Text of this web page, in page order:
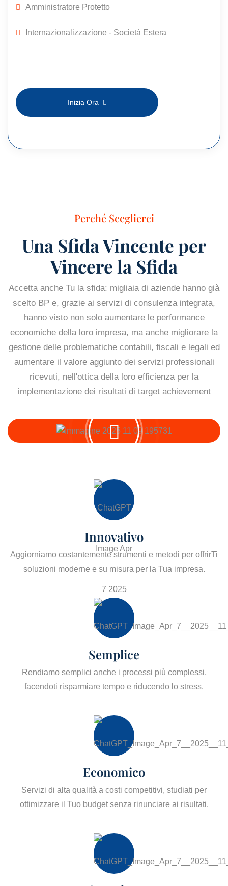
Inizia Ora
Amministratore Protetto
Internazionalizzazione - Società Estera
Perché Sceglierci
Una Sfida Vincente per
Vincere la Sfida
Accetta anche Tu la sfida: migliaia di aziende hanno già
scelto BP e, grazie ai servizi di consulenza integrata,
hanno visto non solo aumentare le performance
economiche della loro impresa, ma anche migliorare la
gestione delle problematiche contabili, fiscali e legali ed
aumentare il valore aggiunto dei servizi professionali
ricevuti, nell'ottica della loro efficienza per la
implementazione dei risultati di target achievement
Innovativo
Aggiorniamo costantemente strumenti e metodi per offrirTi
soluzioni moderne e su misura per la Tua impresa.
Semplice
Rendiamo semplici anche i processi più complessi,
facendoti risparmiare tempo e riducendo lo stress.
Economico
Servizi di alta qualità a costi competitivi, studiati per
ottimizzare il Tuo budget senza rinunciare ai risultati.